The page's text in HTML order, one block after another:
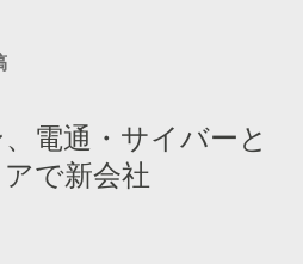
電通・サイバーと
で新会社